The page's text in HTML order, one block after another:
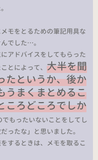
モをとるための筆記用具な
でした…。
アドバイスをしてもらった
とによって、 大半を聞
たというか、後か
うまくまとめるこ
ころどころでしか
でもったいないことをしてし
ったな」と思いました。
するときは、メモを取るこ